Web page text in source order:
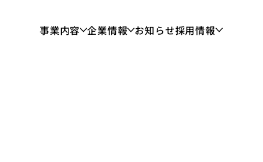
事業内容 企業情報 お知らせ採用情報